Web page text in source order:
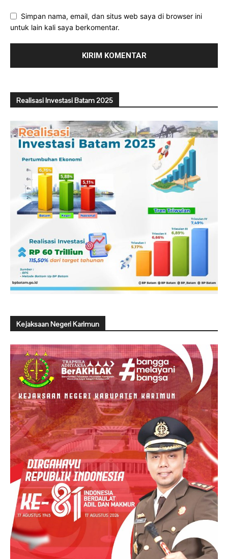
Simpan nama, email, dan situs web saya di browser ini
untuk lain kali saya berkomentar.
Realisasi Investasi Batam 2025
Kejaksaan Negeri Karimun